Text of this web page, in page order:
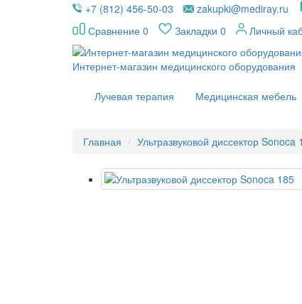
+7 (812) 456-50-03 zakupki@mediray.ru
Сравнение 0 Закладки 0 Личный
Интернет-магазин медицинского оборудования
Лучевая терапия Медицинская мебель
Главная Ультразвуковой диссектор Sonoca